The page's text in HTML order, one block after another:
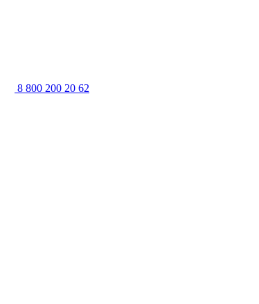
8 800 200 20 62